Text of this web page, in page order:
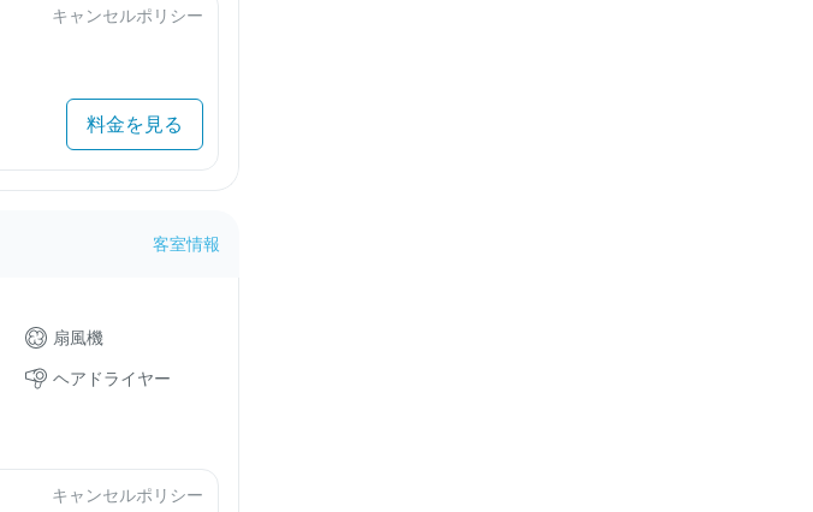
キャンセルポリシー
料金を見る
客室情報
扇風機
ヘアドライヤー
キャンセルポリシー